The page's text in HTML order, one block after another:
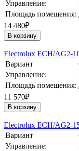
Управление:
Площадь помещения:
14 480₽
В корзину
Electrolux ECH/AG2-
Вариант
Управление:
Площадь помещения:
11 570₽
В корзину
Electrolux ECH/AG2-
Вариант
Управление: